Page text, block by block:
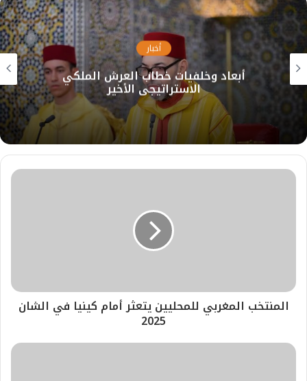
ق
ع
ل
و
ي
ب
س
ب
و
ك
ت
ر
ن
ك
د
إ
ن
ب
س
ت
ق
ر
ا
م
T
o
k
أخبار
أبعاد وخلفيات خطاب العرش الملكي
الاستراتيجي الأخير
المنتخب المغربي للمحليين يتعثر أمام كينيا في الشان
2025